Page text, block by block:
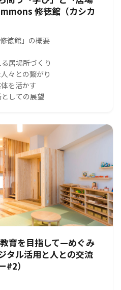
修徳館（カシカ
徳館」の概要
居場所づくり
々との繋がり
を活かす
しての展望
教育を目指して—めぐみ
タル活用と人との交流
#2）